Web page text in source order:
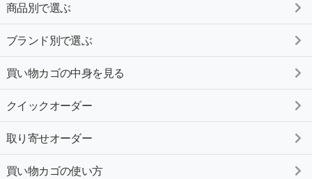
商品別で選ぶ
ブランド別で選ぶ
買い物カゴの中身を見る
クイックオーダー
取り寄せオーダー
買い物カゴの使い方